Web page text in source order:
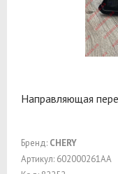
Направляющая
Бренд: CHERY
Артикул: 602000261AA